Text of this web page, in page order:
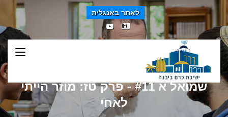
לאתר באנגלית
שמואל א #11 - פרק טז: מוזר הייתי
לאחי